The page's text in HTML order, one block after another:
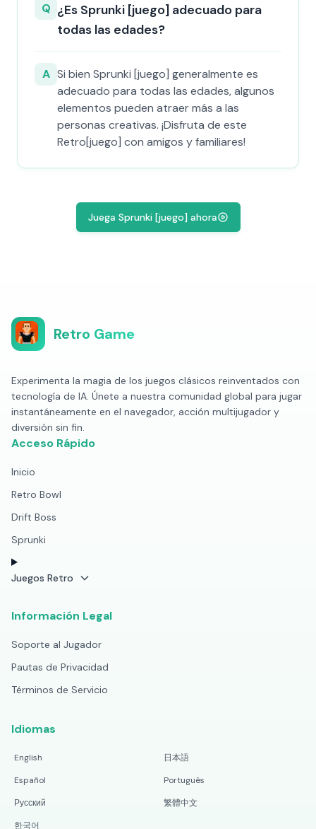
Q ¿Es Sprunki [juego] adecuado para
todas las edades?
A Si bien Sprunki [juego] generalmente es
adecuado para todas las edades, algunos
elementos pueden atraer más a las
personas creativas. ¡Disfruta de este
Retro[juego] con amigos y familiares!
Juega Sprunki [juego] ahora
Retro Game
Experimenta la magia de los juegos clásicos reinventados con
tecnología de IA. Únete a nuestra comunidad global para jugar
instantáneamente en el navegador, acción multijugador y
diversión sin fin.
Acceso Rápido
Inicio
Retro Bowl
Drift Boss
Sprunki
Juegos Retro
Información Legal
Soporte al Jugador
Pautas de Privacidad
Términos de Servicio
Idiomas
English
日本語
Español
Português
Русский
繁體中文
한국어